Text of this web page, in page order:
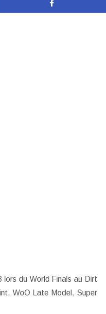
lors du World Finals au Dirt
WoO Late Model, Super